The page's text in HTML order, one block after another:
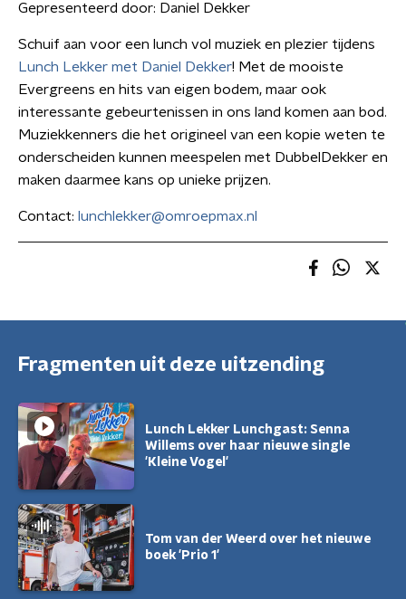
Gepresenteerd door: Daniel Dekker
Schuif aan voor een lunch vol muziek en plezier tijdens
Lunch Lekker met Daniel Dekker! Met de mooiste
Evergreens en hits van eigen bodem, maar ook
interessante gebeurtenissen in ons land komen aan bod.
Muziekkenners die het origineel van een kopie weten te
onderscheiden kunnen meespelen met DubbelDekker en
maken daarmee kans op unieke prijzen.
Contact: lunchlekker@omroepmax.nl
Fragmenten uit deze uitzending
Lunch Lekker Lunchgast: Senna
Willems over haar nieuwe single
'Kleine Vogel'
Tom van der Weerd over het nieuwe
boek 'Prio 1'